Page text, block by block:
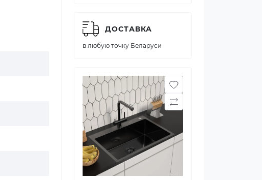
ДОСТАВКА
в любую точку Беларуси